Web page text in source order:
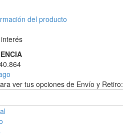
del producto
ver tus opciones de Envío y Retiro: